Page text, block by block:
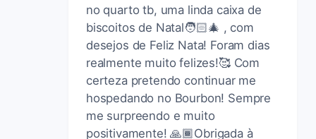
no quarto tb, uma linda caixa de
biscoitos de Natal🧑🏻‍🎄 , com
desejos de Feliz Nata! Foram dias
realmente muito felizes!🥰 Com
certeza pretendo continuar me
hospedando no Bourbon! Sempre
me surpreendo e muito
positivamente! 🙏🏾Obrigada à